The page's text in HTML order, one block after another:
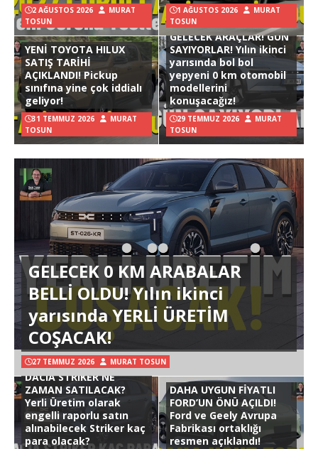
2 AĞUSTOS 2026
MURAT
TOSUN
1 AĞUSTOS 2026
MURAT
TOSUN
YENİ TOYOTA HILUX
SATIŞ TARİHİ
AÇIKLANDI! Pickup
sınıfına yine çok iddialı
geliyor!
31 TEMMUZ 2026
MURAT
TOSUN
GELECEK ARAÇLAR! GÜN
SAYIYORLAR! Yılın ikinci
yarısında bol bol
yepyeni 0 km otomobil
modellerini
konuşacağız!
29 TEMMUZ 2026
MURAT
TOSUN
GELECEK 0 KM ARABALAR
BELLİ OLDU! Yılın ikinci
yarısında YERLİ ÜRETİM
COŞACAK!
27 TEMMUZ 2026 MURAT TOSUN
DACIA STRIKER NE
ZAMAN SATILACAK?
Yerli Üretim olarak
engelli raporlu satın
alınabilecek Striker kaç
para olacak?
DAHA UYGUN FİYATLI
FORD’UN ÖNÜ AÇILDI!
Ford ve Geely Avrupa
Fabrikası ortaklığı
resmen açıklandı!